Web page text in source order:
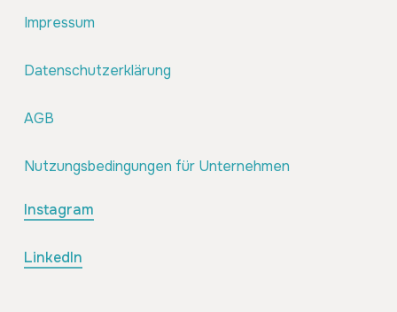
Impressum
Datenschutzerklärung
AGB
Nutzungsbedingungen für Unternehmen
Instagram
LinkedIn